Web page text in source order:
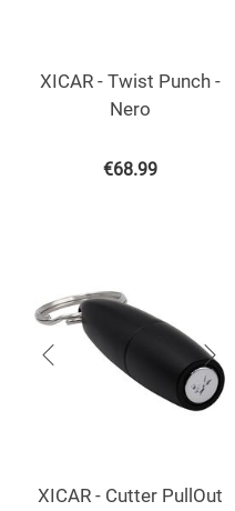
XICAR - Twist Punch -
Nero
€68.99
XICAR - Cutter PullOut